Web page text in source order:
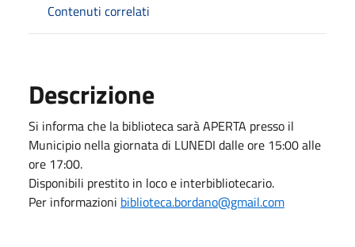
Contenuti correlati
Descrizione
Si informa che la biblioteca sarà APERTA presso il
Municipio nella giornata di LUNEDI dalle ore 15:00 alle
ore 17:00.
Disponibili prestito in loco e interbibliotecario.
Per informazioni biblioteca.bordano@gmail.com